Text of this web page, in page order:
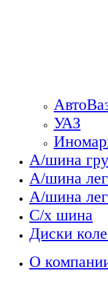
УАЗ
А/шина
А/шина
А/шина
С/х шина
Диски
О